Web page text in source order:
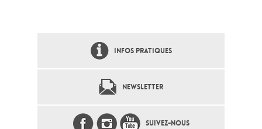
INFOS PRATIQUES
NEWSLETTER
SUIVEZ-NOUS